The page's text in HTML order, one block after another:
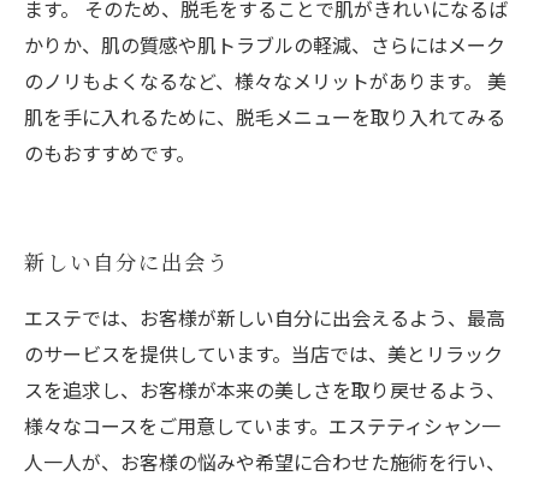
ます。 そのため、脱毛をすることで肌がきれいになるば
かりか、肌の質感や肌トラブルの軽減、さらにはメーク
のノリもよくなるなど、様々なメリットがあります。 美
肌を手に入れるために、脱毛メニューを取り入れてみる
のもおすすめです。
新しい自分に出会う
エステでは、お客様が新しい自分に出会えるよう、最高
のサービスを提供しています。当店では、美とリラック
スを追求し、お客様が本来の美しさを取り戻せるよう、
様々なコースをご用意しています。エステティシャン一
人一人が、お客様の悩みや希望に合わせた施術を行い、